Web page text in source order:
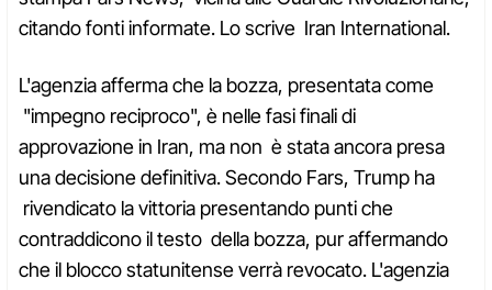
citando fonti informate. Lo scrive Iran International.
L'agenzia afferma che la bozza, presentata come
"impegno reciproco", è nelle fasi finali di
approvazione in Iran, ma non è stata ancora presa
una decisione definitiva. Secondo Fars, Trump ha
rivendicato la vittoria presentando punti che
contraddicono il testo della bozza, pur affermando
che il blocco statunitense verrà revocato. L'agenzia